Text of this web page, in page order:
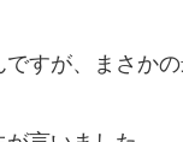
すが、まさか